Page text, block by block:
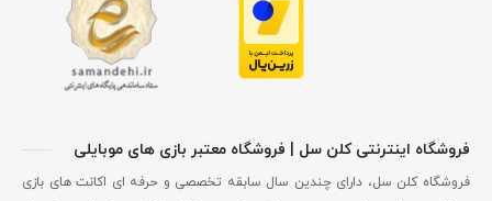
فروشگاه اینترنتی کلن سل | فروشگاه معتبر بازی های موبایلی
فروشگاه کلن سل، دارای چندین سال سابقه تخصصی و حرفه ای اکانت های بازی